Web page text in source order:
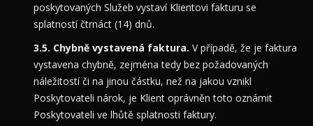
poskytovaných Služeb vystaví Klientovi fakturu se
splatností čtrnáct (14) dnů.
Chybně vystavená faktura. V případě, že je faktura
vystavena chybně, zejména tedy bez požadovaných
náležitostí či na jinou částku, než na jakou vznikl
Poskytovateli nárok, je Klient oprávněn toto oznámit
Poskytovateli ve lhůtě splatnosti faktury.